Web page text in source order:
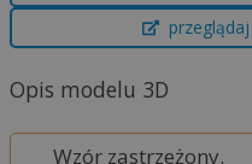
t
e
r
a
Opis modelu 3D
Wzór zastrzeżony.